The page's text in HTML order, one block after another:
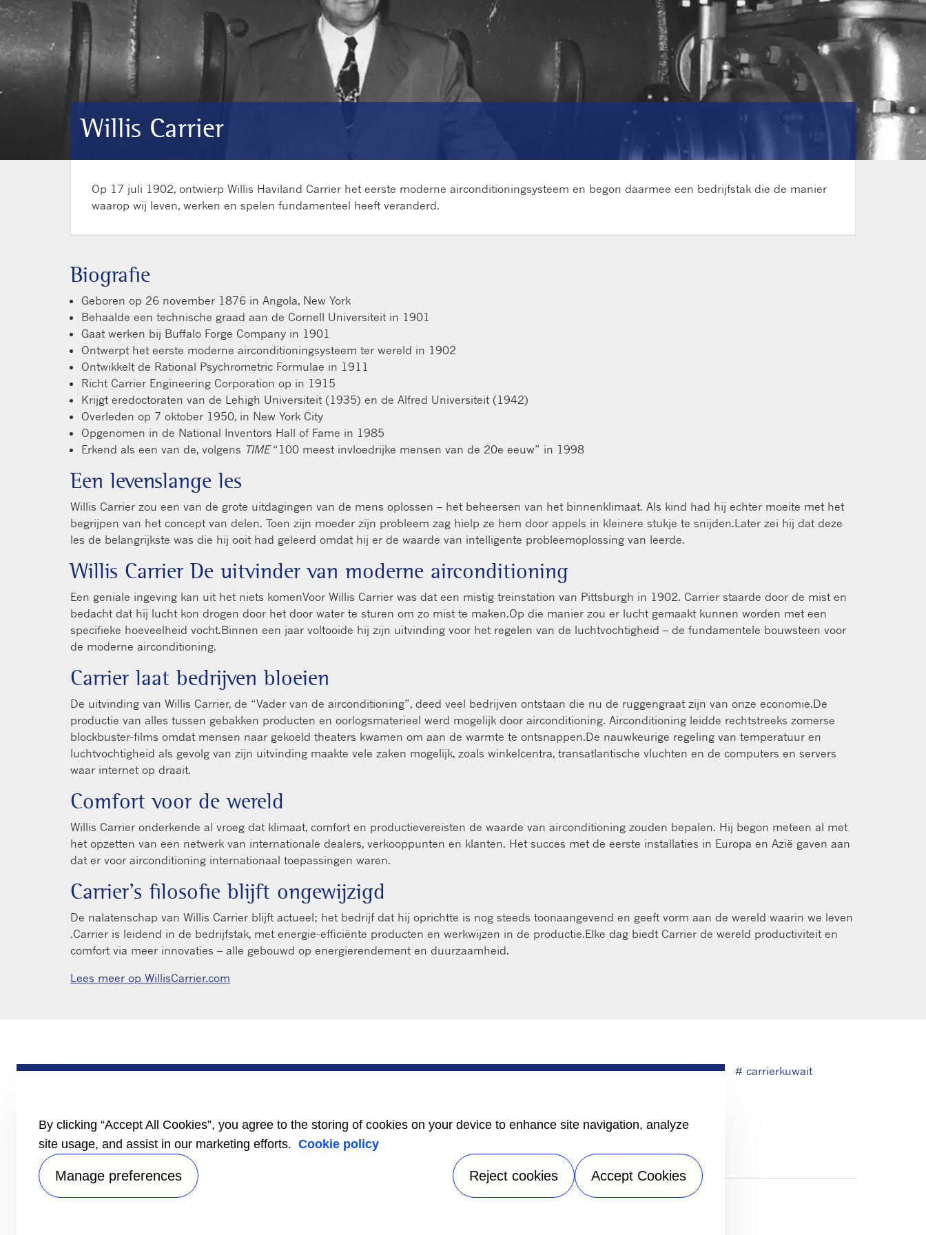
Willis Carrier
Op 17 juli 1902, ontwierp Willis Haviland Carrier het eerste moderne airconditioningsysteem en begon daarmee een bedrijfstak die de manier
waarop wij leven, werken en spelen fundamenteel heeft veranderd.
Biografie
Geboren op 26 november 1876 in Angola, New York
Behaalde een technische graad aan de Cornell Universiteit in 1901
Gaat werken bij Buffalo Forge Company in 1901
Ontwerpt het eerste moderne airconditioningsysteem ter wereld in 1902
Ontwikkelt de Rational Psychrometric Formulae in 1911
Richt Carrier Engineering Corporation op in 1915
Krijgt eredoctoraten van de Lehigh Universiteit (1935) en de Alfred Universiteit (1942)
Overleden op 7 oktober 1950, in New York City
Opgenomen in de National Inventors Hall of Fame in 1985
Erkend als een van de, volgens TIME“100 meest invloedrijke mensen van de 20e eeuw” in 1998
Een levenslange les
Willis Carrier zou een van de grote uitdagingen van de mens oplossen – het beheersen van het binnenklimaat. Als kind had hij echter moeite met het
begrijpen van het concept van delen. Toen zijn moeder zijn probleem zag hielp ze hem door appels in kleinere stukje te snijden.Later zei hij dat deze
les de belangrijkste was die hij ooit had geleerd omdat hij er de waarde van intelligente probleemoplossing van leerde.
Willis Carrier De uitvinder van moderne airconditioning
Een geniale ingeving kan uit het niets komenVoor Willis Carrier was dat een mistig treinstation van Pittsburgh in 1902. Carrier staarde door de mist en
bedacht dat hij lucht kon drogen door het door water te sturen om zo mist te maken.Op die manier zou er lucht gemaakt kunnen worden met een
specifieke hoeveelheid vocht.Binnen een jaar voltooide hij zijn uitvinding voor het regelen van de luchtvochtigheid – de fundamentele bouwsteen voor
de moderne airconditioning.
Carrier laat bedrijven bloeien
De uitvinding van Willis Carrier, de “Vader van de airconditioning”, deed veel bedrijven ontstaan die nu de ruggengraat zijn van onze economie.De
productie van alles tussen gebakken producten en oorlogsmaterieel werd mogelijk door airconditioning. Airconditioning leidde rechtstreeks zomerse
blockbuster-films omdat mensen naar gekoeld theaters kwamen om aan de warmte te ontsnappen.De nauwkeurige regeling van temperatuur en
luchtvochtigheid als gevolg van zijn uitvinding maakte vele zaken mogelijk, zoals winkelcentra, transatlantische vluchten en de computers en servers
waar internet op draait.
Comfort voor de wereld
Willis Carrier onderkende al vroeg dat klimaat, comfort en productievereisten de waarde van airconditioning zouden bepalen. Hij begon meteen al met
het opzetten van een netwerk van internationale dealers, verkooppunten en klanten. Het succes met de eerste installaties in Europa en Azië gaven aan
dat er voor airconditioning internationaal toepassingen waren.
Carrier’s filosofie blijft ongewijzigd
De nalatenschap van Willis Carrier blijft actueel; het bedrijf dat hij oprichtte is nog steeds toonaangevend en geeft vorm aan de wereld waarin we leven
.Carrier is leidend in de bedrijfstak, met energie-efficiënte producten en werkwijzen in de productie.Elke dag biedt Carrier de wereld productiviteit en
comfort via meer innovaties – alle gebouwd op energierendement en duurzaamheid.
Lees meer op WillisCarrier.com
PRODUCTEN
bedrijfswagens
Literatuur
ONDERHOUD
24/7 assistentie
CONTACT
Contactpersonen
Sales
# carrierkuwait
Juridisch|Speak Up|Sitemap
By clicking “Accept All Cookies”, you agree to the storing of cookies on your device to enhance site navigation, analyze
site usage, and assist in our marketing efforts. Cookie policy
Manage preferences Reject cookies Accept Cookies